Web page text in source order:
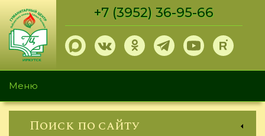
Перейти
основному
содержанию
+7 (3952) 36-95-66
Меню
Поиск по сайту